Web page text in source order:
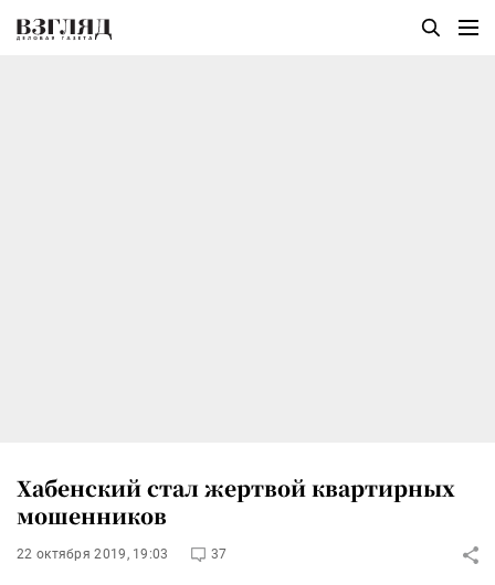
Хабенский стал жертвой квартирных
мошенников
22 октября 2019, 19:03 37